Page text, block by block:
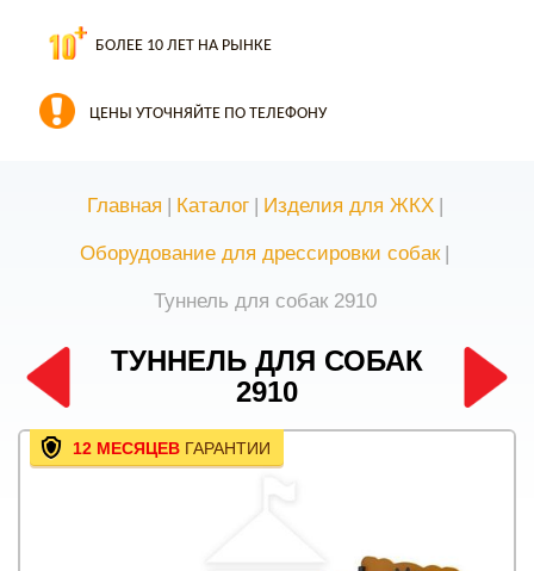
БОЛЕЕ 10 ЛЕТ НА РЫНКЕ
ЦЕНЫ УТОЧНЯЙТЕ ПО ТЕЛЕФОНУ
Главная | Каталог | Изделия для ЖКХ |
Оборудование для дрессировки собак |
Туннель для собак 2910
ТУННЕЛЬ ДЛЯ СОБАК
2910
12 МЕСЯЦЕВ ГАРАНТИИ